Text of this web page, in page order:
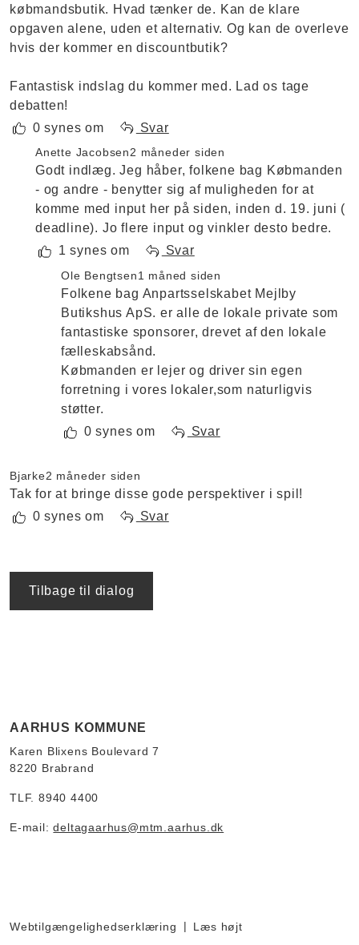
Bjarke2 måneder siden
Tak for at bringe disse gode perspektiver i spil!
0 synes om
Svar
købmandsbutik. Hvad tænker de. Kan de klare
opgaven alene, uden et alternativ. Og kan de overleve
hvis der kommer en discountbutik?
Fantastisk indslag du kommer med. Lad os tage
debatten!
0 synes om
Svar
Anette Jacobsen2 måneder siden
Godt indlæg. Jeg håber, folkene bag Købmanden
- og andre - benytter sig af muligheden for at
komme med input her på siden, inden d. 19. juni (
deadline). Jo flere input og vinkler desto bedre.
1 synes om
Svar
Ole Bengtsen1 måned siden
Folkene bag Anpartsselskabet Mejlby
Butikshus ApS. er alle de lokale private som
fantastiske sponsorer, drevet af den lokale
fælleskabsånd.
Købmanden er lejer og driver sin egen
forretning i vores lokaler,som naturligvis
støtter.
0 synes om
Svar
Tilbage til dialog
AARHUS KOMMUNE
Karen Blixens Boulevard 7
8220 Brabrand
TLF. 8940 4400
E-mail:deltagaarhus@mtm.aarhus.dk
Webtilgængelighedserklæring Læs højt